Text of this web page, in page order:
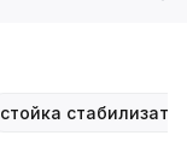
стойка